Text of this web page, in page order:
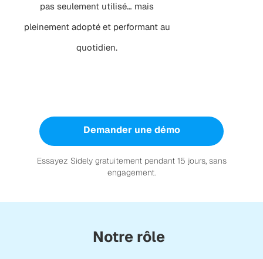
pas seulement utilisé… mais
pleinement adopté et performant au
quotidien.
Demander une démo
Essayez Sidely gratuitement pendant 15 jours, sans
engagement.
Notre rôle